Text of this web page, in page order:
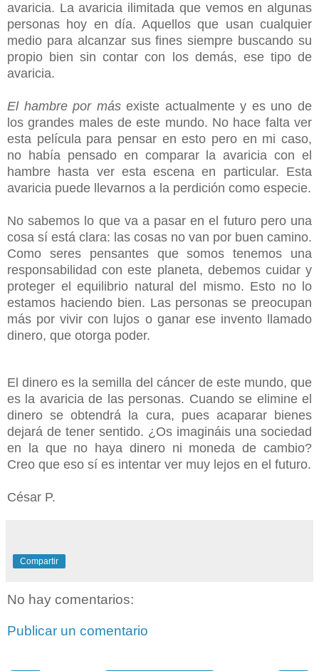
avaricia. La avaricia ilimitada que vemos en algunas
personas hoy en día. Aquellos que usan cualquier
medio para alcanzar sus fines siempre buscando su
propio bien sin contar con los demás, ese tipo de
avaricia.
El hambre por másexiste actualmente y es uno de
los grandes males de este mundo. No hace falta ver
esta película para pensar en esto pero en mi caso,
no había pensado en comparar la avaricia con el
hambre hasta ver esta escena en particular. Esta
avaricia puede llevarnos a la perdición como especie.
No sabemos lo que va a pasar en el futuro pero una
cosa sí está clara: las cosas no van por buen camino.
Como seres pensantes que somos tenemos una
responsabilidad con este planeta, debemos cuidar y
proteger el equilibrio natural del mismo. Esto no lo
estamos haciendo bien. Las personas se preocupan
más por vivir con lujos o ganar ese invento llamado
dinero, que otorga poder.
El dinero es la semilla del cáncer de este mundo, que
es la avaricia de las personas. Cuando se elimine el
dinero se obtendrá la cura, pues acaparar bienes
dejará de tener sentido. ¿Os imagináis una sociedad
en la que no haya dinero ni moneda de cambio?
Creo que eso sí es intentar ver muy lejos en el futuro.
César P.
Compartir
No hay comentarios:
Publicar un comentario